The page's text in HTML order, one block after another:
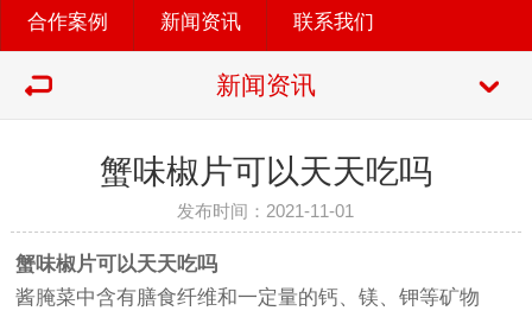
合作案例 新闻资讯 联系我们
新闻资讯
蟹味椒片可以天天吃吗
发布时间：2021-11-01
蟹味椒片可以天天吃吗
酱腌菜中含有膳食纤维和一定量的钙、镁、钾等矿物